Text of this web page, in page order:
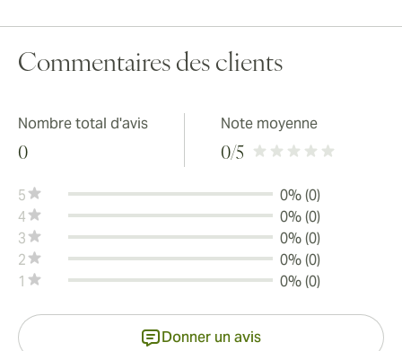
Commentaires des clients
Nombre total d'avis
0
Note moyenne
0/5
5
0% (0)
4
0% (0)
3
0% (0)
2
0% (0)
1
0% (0)
Donner un avis